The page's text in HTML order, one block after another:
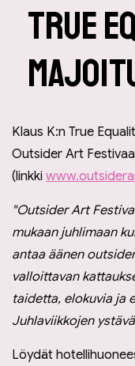
True
Klaus K:n True
Outsider Art
(linkki
"Outsider Art
mukaan juhlimaan
antaa äänen
valloittavan
taidetta, elokuvia ja
Juhlaviikkojen
Löydät